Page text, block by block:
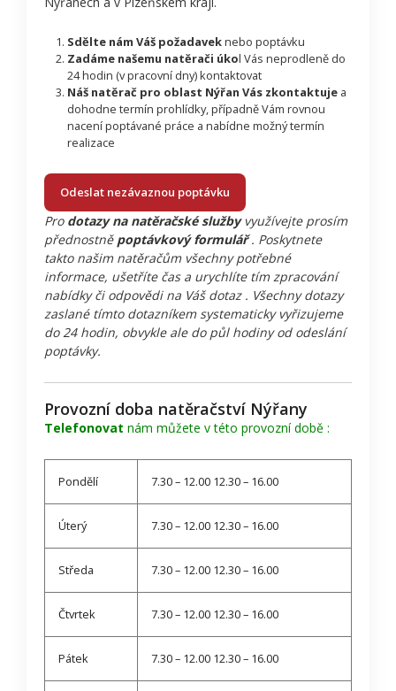
Sdělte nám Váš požadaveknebo poptávku
Zadáme našemu natěrači úkol Vás neprodleně do
24 hodin (v pracovní dny) kontaktovat
Náš natěrač pro oblast Nýřan Vás zkontaktujea
dohodne termín prohlídky, případně Vám rovnou
nacení poptávané práce a nabídne možný termín
realizace
Odeslat nezávaznou poptávku
Pro dotazy na natěračské službyvyužívejte prosím
přednostně poptávkový formulář. Poskytnete
takto našim natěračům všechny potřebné
informace, ušetříte čas a urychlíte tím zpracování
nabídky či odpovědi na Váš dotaz . Všechny dotazy
zaslané tímto dotazníkem systematicky vyřizujeme
do 24 hodin, obvykle ale do půl hodiny od odeslání
poptávky.
Provozní doba natěračství Nýřany
Telefonovat nám můžete v této provozní době :
Pondělí 7.30 – 12.00 12.30 – 16.00
Úterý 7.30 – 12.00 12.30 – 16.00
Středa 7.30 – 12.00 12.30 – 16.00
Čtvrtek 7.30 – 12.00 12.30 – 16.00
Pátek 7.30 – 12.00 12.30 – 16.00